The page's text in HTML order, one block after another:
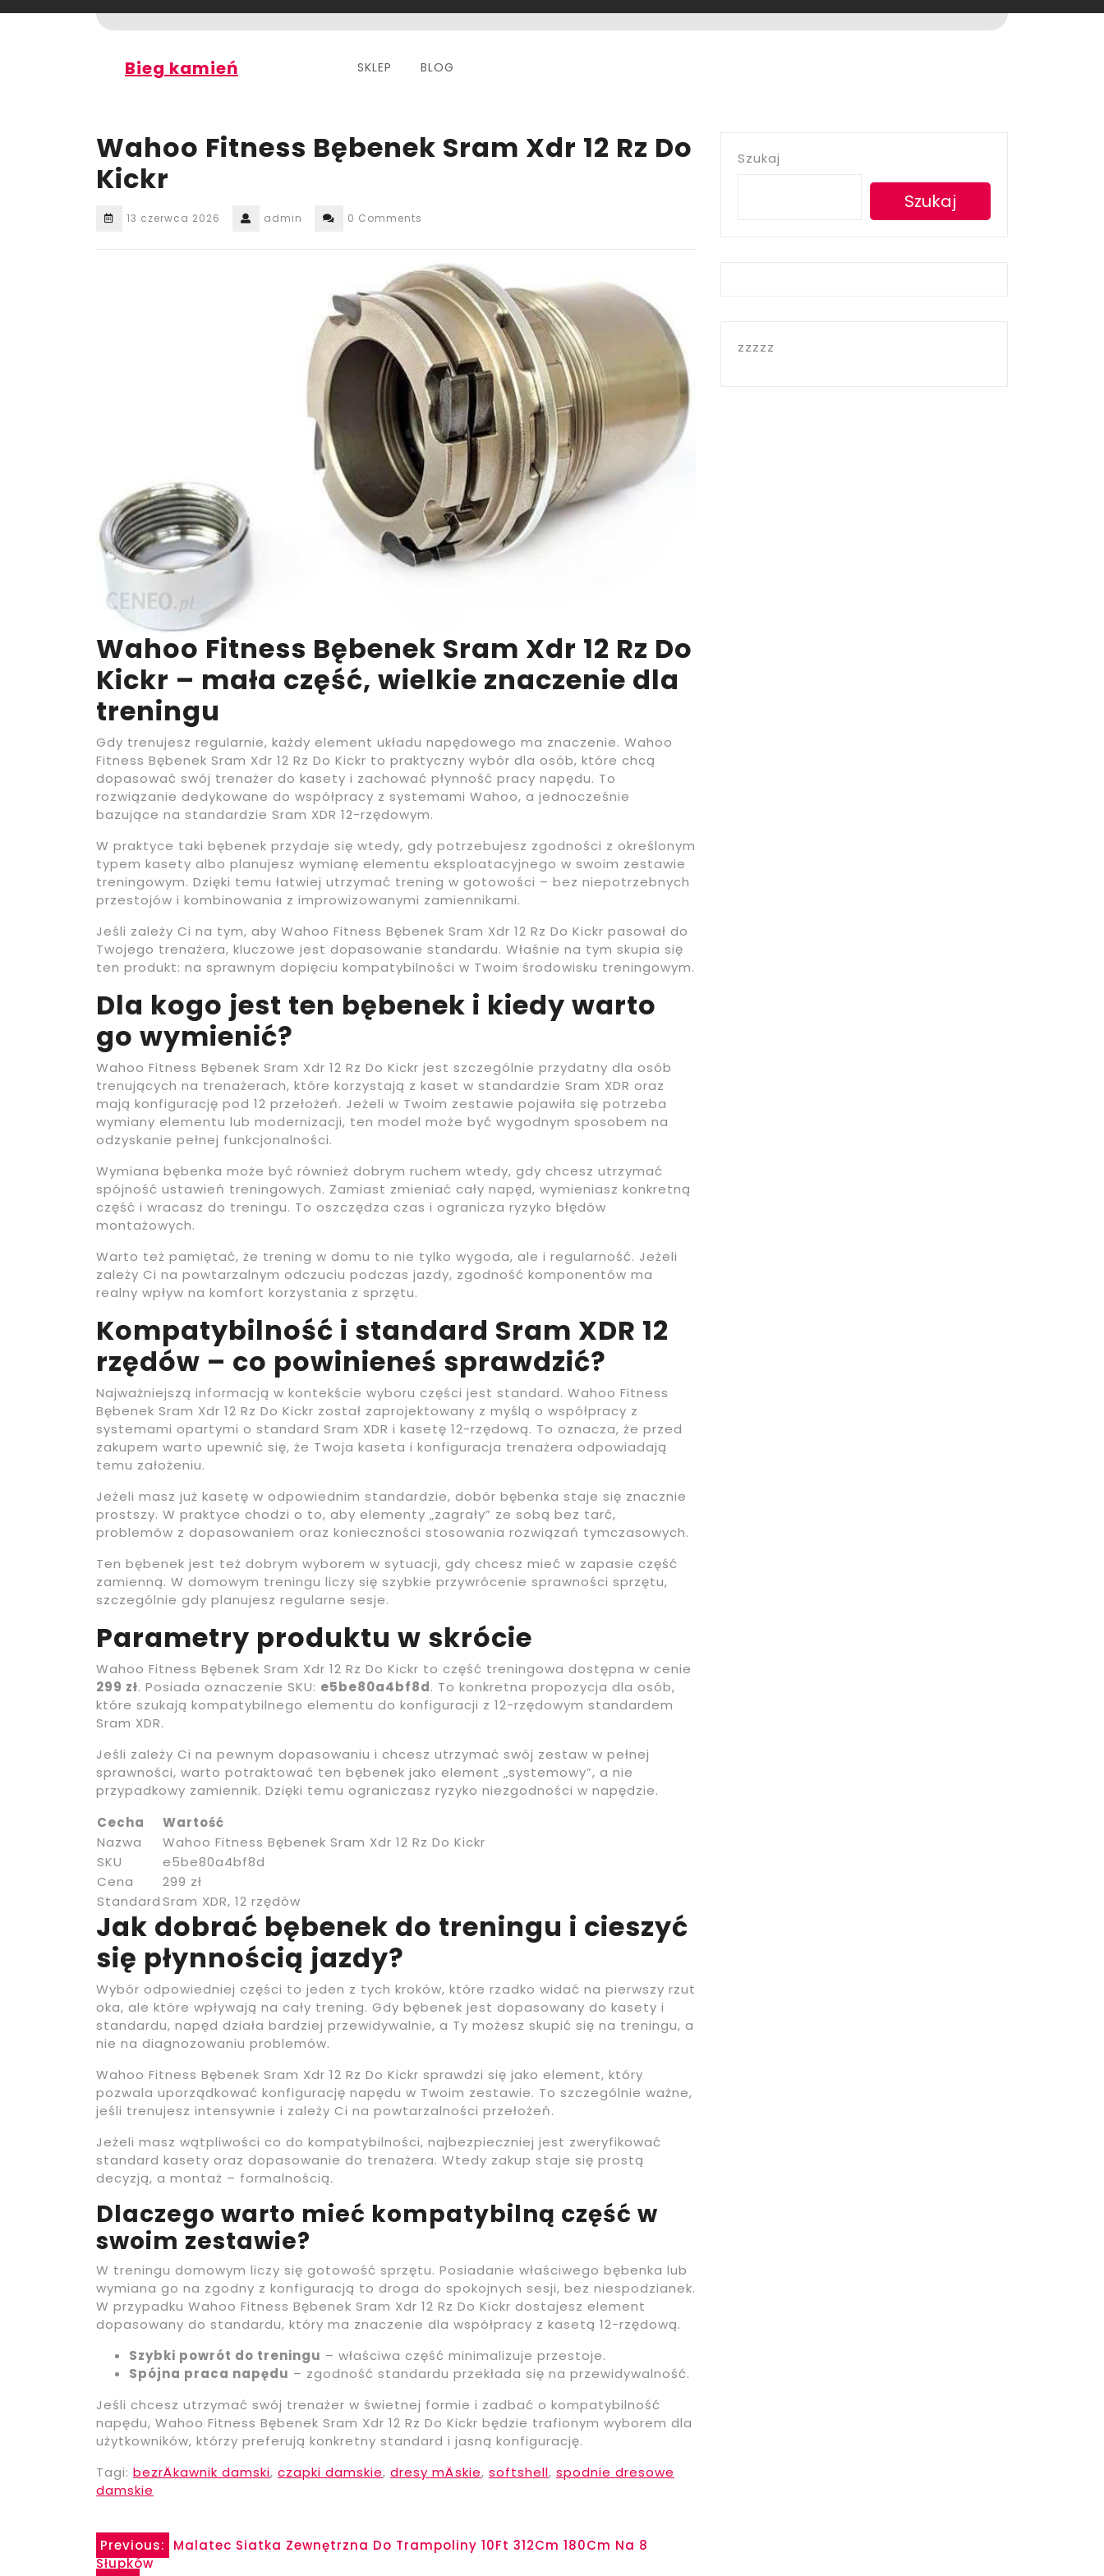
Bieg kamień SKLEP BLOG
Wahoo Fitness Bębenek Sram Xdr 12 Rz Do
Kickr
13 czerwca 2026 admin 0 Comments
Wahoo Fitness Bębenek Sram Xdr 12 Rz Do
Kickr – mała część, wielkie znaczenie dla
treningu
Gdy trenujesz regularnie, każdy element układu napędowego ma znaczenie. Wahoo
Fitness Bębenek Sram Xdr 12 Rz Do Kickr to praktyczny wybór dla osób, które chcą
dopasować swój trenażer do kasety i zachować płynność pracy napędu. To
rozwiązanie dedykowane do współpracy z systemami Wahoo, a jednocześnie
bazujące na standardzie Sram XDR 12-rzędowym.
W praktyce taki bębenek przydaje się wtedy, gdy potrzebujesz zgodności z określonym
typem kasety albo planujesz wymianę elementu eksploatacyjnego w swoim zestawie
treningowym. Dzięki temu łatwiej utrzymać trening w gotowości – bez niepotrzebnych
przestojów i kombinowania z improwizowanymi zamiennikami.
Jeśli zależy Ci na tym, aby Wahoo Fitness Bębenek Sram Xdr 12 Rz Do Kickr pasował do
Twojego trenażera, kluczowe jest dopasowanie standardu. Właśnie na tym skupia się
ten produkt: na sprawnym dopięciu kompatybilności w Twoim środowisku treningowym.
Dla kogo jest ten bębenek i kiedy warto
go wymienić?
Wahoo Fitness Bębenek Sram Xdr 12 Rz Do Kickr jest szczególnie przydatny dla osób
trenujących na trenażerach, które korzystają z kaset w standardzie Sram XDR oraz
mają konfigurację pod 12 przełożeń. Jeżeli w Twoim zestawie pojawiła się potrzeba
wymiany elementu lub modernizacji, ten model może być wygodnym sposobem na
odzyskanie pełnej funkcjonalności.
Wymiana bębenka może być również dobrym ruchem wtedy, gdy chcesz utrzymać
spójność ustawień treningowych. Zamiast zmieniać cały napęd, wymieniasz konkretną
część i wracasz do treningu. To oszczędza czas i ogranicza ryzyko błędów
montażowych.
Warto też pamiętać, że trening w domu to nie tylko wygoda, ale i regularność. Jeżeli
zależy Ci na powtarzalnym odczuciu podczas jazdy, zgodność komponentów ma
realny wpływ na komfort korzystania z sprzętu.
Kompatybilność i standard Sram XDR 12
rzędów – co powinieneś sprawdzić?
Najważniejszą informacją w kontekście wyboru części jest standard. Wahoo Fitness
Bębenek Sram Xdr 12 Rz Do Kickr został zaprojektowany z myślą o współpracy z
systemami opartymi o standard Sram XDR i kasetę 12-rzędową. To oznacza, że przed
zakupem warto upewnić się, że Twoja kaseta i konfiguracja trenażera odpowiadają
temu założeniu.
Jeżeli masz już kasetę w odpowiednim standardzie, dobór bębenka staje się znacznie
prostszy. W praktyce chodzi o to, aby elementy „zagrały” ze sobą bez tarć,
problemów z dopasowaniem oraz konieczności stosowania rozwiązań tymczasowych.
Ten bębenek jest też dobrym wyborem w sytuacji, gdy chcesz mieć w zapasie część
zamienną. W domowym treningu liczy się szybkie przywrócenie sprawności sprzętu,
szczególnie gdy planujesz regularne sesje.
Parametry produktu w skrócie
Wahoo Fitness Bębenek Sram Xdr 12 Rz Do Kickr to część treningowa dostępna w cenie
299 zł. Posiada oznaczenie SKU: e5be80a4bf8d. To konkretna propozycja dla osób,
które szukają kompatybilnego elementu do konfiguracji z 12-rzędowym standardem
Sram XDR.
Jeśli zależy Ci na pewnym dopasowaniu i chcesz utrzymać swój zestaw w pełnej
sprawności, warto potraktować ten bębenek jako element „systemowy”, a nie
przypadkowy zamiennik. Dzięki temu ograniczasz ryzyko niezgodności w napędzie.
Cecha
Wartość
Nazwa
Wahoo Fitness Bębenek Sram Xdr 12 Rz Do Kickr
SKU
e5be80a4bf8d
Cena
299 zł
StandardSram XDR, 12 rzędów
Jak dobrać bębenek do treningu i cieszyć
się płynnością jazdy?
Wybór odpowiedniej części to jeden z tych kroków, które rzadko widać na pierwszy rzut
oka, ale które wpływają na cały trening. Gdy bębenek jest dopasowany do kasety i
standardu, napęd działa bardziej przewidywalnie, a Ty możesz skupić się na treningu, a
nie na diagnozowaniu problemów.
Wahoo Fitness Bębenek Sram Xdr 12 Rz Do Kickr sprawdzi się jako element, który
pozwala uporządkować konfigurację napędu w Twoim zestawie. To szczególnie ważne,
jeśli trenujesz intensywnie i zależy Ci na powtarzalności przełożeń.
Jeżeli masz wątpliwości co do kompatybilności, najbezpieczniej jest zweryfikować
standard kasety oraz dopasowanie do trenażera. Wtedy zakup staje się prostą
decyzją, a montaż – formalnością.
Dlaczego warto mieć kompatybilną część w
swoim zestawie?
W treningu domowym liczy się gotowość sprzętu. Posiadanie właściwego bębenka lub
wymiana go na zgodny z konfiguracją to droga do spokojnych sesji, bez niespodzianek.
W przypadku Wahoo Fitness Bębenek Sram Xdr 12 Rz Do Kickr dostajesz element
dopasowany do standardu, który ma znaczenie dla współpracy z kasetą 12-rzędową.
Szybki powrót do treningu – właściwa część minimalizuje przestoje.
Spójna praca napędu – zgodność standardu przekłada się na przewidywalność.
Jeśli chcesz utrzymać swój trenażer w świetnej formie i zadbać o kompatybilność
napędu, Wahoo Fitness Bębenek Sram Xdr 12 Rz Do Kickr będzie trafionym wyborem dla
użytkowników, którzy preferują konkretny standard i jasną konfigurację.
Tagi: bezrÄkawnik damski, czapki damskie, dresy mÄskie, softshell, spodnie dresowe
damskie
Nawigacja
Previous:
Malatec Siatka Zewnętrzna Do Trampoliny 10Ft 312Cm 180Cm Na 8
Słupków
Szukaj
Szukaj
zzzzz